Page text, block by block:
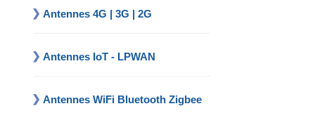
Antennes 4G | 3G | 2G
Antennes IoT - LPWAN
Antennes WiFi Bluetooth Zigbee